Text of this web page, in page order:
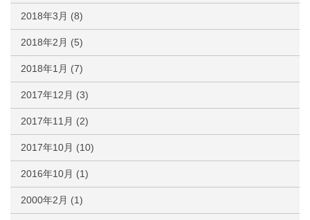
2018年3月 (8)
2018年2月 (5)
2018年1月 (7)
2017年12月 (3)
2017年11月 (2)
2017年10月 (10)
2016年10月 (1)
2000年2月 (1)